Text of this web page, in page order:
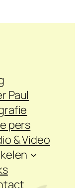
Paul
pers
& Video